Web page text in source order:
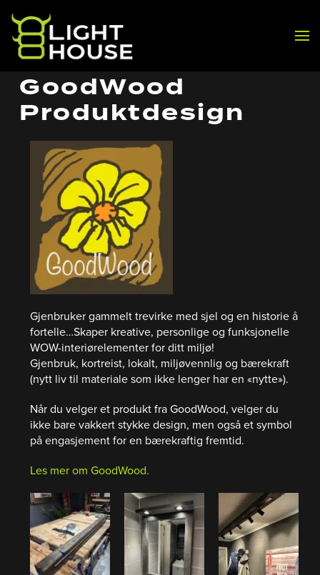
Skip to main content
GoodWood
Produktdesign
Gjenbruker gammelt trevirke med sjel og en historie å
fortelle…Skaper kreative, personlige og funksjonelle
WOW-interiørelementer for ditt miljø!
Gjenbruk, kortreist, lokalt, miljøvennlig og bærekraft
(nytt liv til materiale som ikke lenger har en «nytte»).
Når du velger et produkt fra GoodWood, velger du
ikke bare vakkert stykke design, men også et symbol
på engasjement for en bærekraftig fremtid.
Les mer om GoodWood.